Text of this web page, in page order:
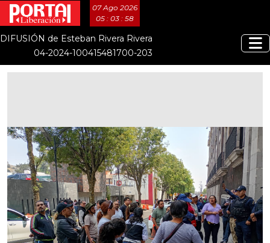
07 Ago 2026
05 : 03 : 58
DIFUSIÓN de Esteban Rivera Rivera
04-2024-100415481700-203